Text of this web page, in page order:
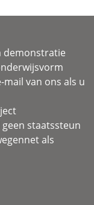
demonstratie
mail van ons als u
geen staatssteun
als